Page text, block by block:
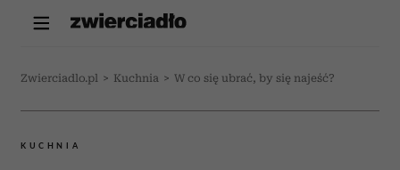
Zwierciadlo.pl > Kuchnia > W co się ubrać, by się najeść?
KUCHNIA